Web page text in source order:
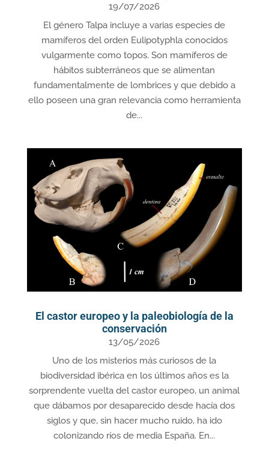
19/07/2026
El género Talpa incluye a varias especies de
mamíferos del orden Eulipotyphla conocidos
vulgarmente como topos. Son mamíferos de
hábitos subterráneos que se alimentan
fundamentalmente de lombrices y que debido a
ello poseen una gran relevancia como herramienta
de...
El castor europeo y la paleobiología de la
conservación
13/05/2026
Uno de los misterios más curiosos de la
biodiversidad ibérica en los últimos años es la
sorprendente vuelta del castor europeo, un animal
que dábamos por desaparecido desde hacía dos
siglos y que, sin hacer mucho ruido, ha ido
colonizando ríos de media España. En...